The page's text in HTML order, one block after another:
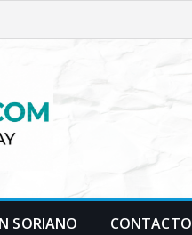
SORIANO CONTACTO